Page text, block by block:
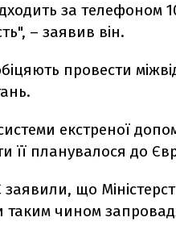
за телефоном
– заявив він.
провести
екстреної
її планувалося до
що
таким чином